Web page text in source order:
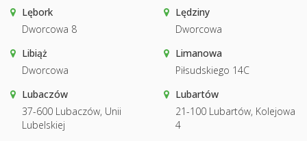
Lębork
Dworcowa 8
Lędziny
Dworcowa
Libiąż
Dworcowa
Limanowa
Piłsudskiego 14C
Lubaczów
37-600 Lubaczów, Unii
Lubelskiej
Lubartów
21-100 Lubartów, Kolejowa
4